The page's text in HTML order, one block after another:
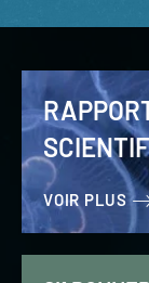
VOIR PLUS